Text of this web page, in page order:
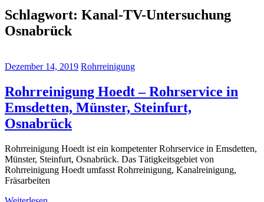
Schlagwort: Kanal-TV-Untersuchung
Osnabrück
Dezember 14, 2019 Rohrreinigung
Rohrreinigung Hoedt – Rohrservice in
Emsdetten, Münster, Steinfurt,
Osnabrück
Rohrreinigung Hoedt ist ein kompetenter Rohrservice in Emsdetten,
Münster, Steinfurt, Osnabrück. Das Tätigkeitsgebiet von
Rohrreinigung Hoedt umfasst Rohrreinigung, Kanalreinigung,
Fräsarbeiten